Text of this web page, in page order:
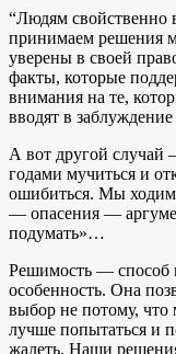
“Людям свойственно
принимаем решения
уверены в своей
факты, которые
внимания на те,
вводят в
А вот другой
годами мучиться и
ошибиться. Мы
— опасения —
подумать»…
Решимость — способ
особенность. Она
выбор не потому, что
лучше попытаться и
жалеть. Наши